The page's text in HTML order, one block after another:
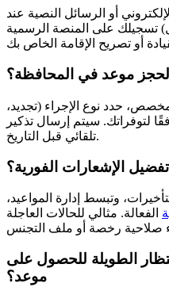
أو الرسائل النصية عند
تسجيلك على المنصة الرسمية (مثل ANTS). ستتلقى تنبيهًا بمجرد
موعد في المحافظة؟
حدد نوع الإجراء (تجديد،
لتوفراتك. سيتم إرسال تذكير
تلقائي قبل التاريخ.
الإشعارات الفورية؟
وتبسط إدارة المواعيد،
الفعالة. مثالي للحالات العاجلة
الطويلة للحصول على
موعد؟